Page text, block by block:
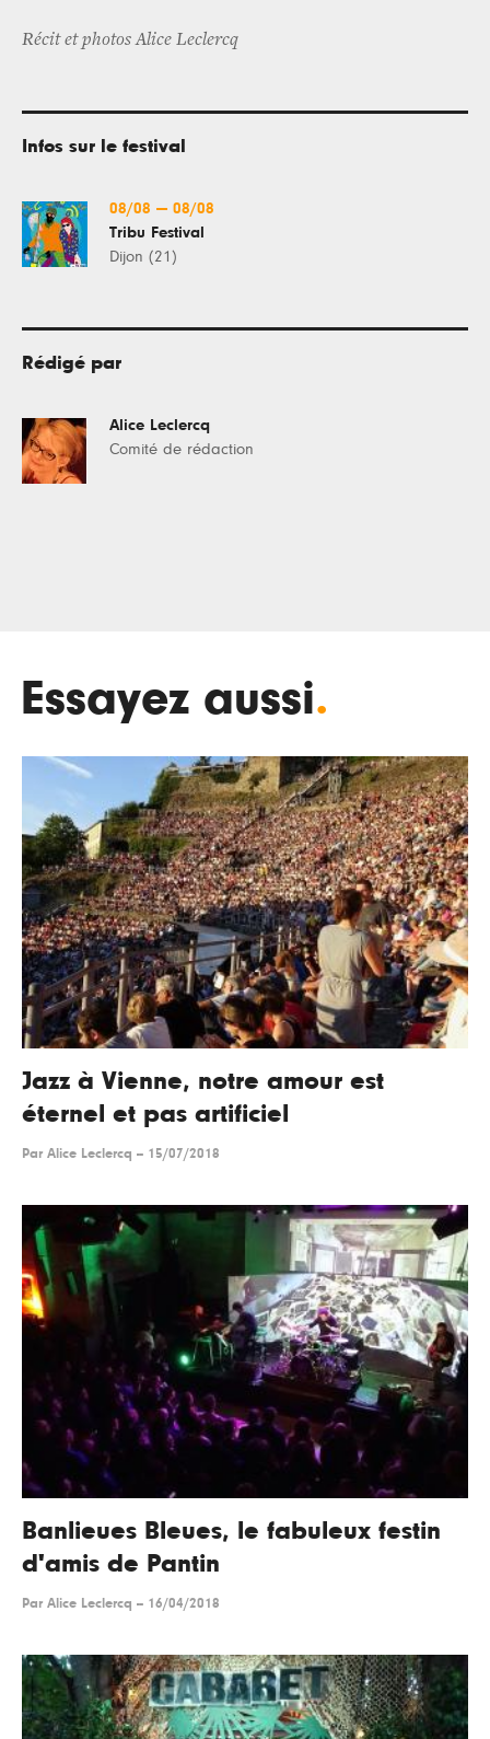
Récit et photos Alice Leclercq
Infos sur le festival
08/08 — 08/08
Tribu Festival
Dijon (21)
Rédigé par
Alice Leclercq
Comité de rédaction
Essayez aussi.
Jazz à Vienne, notre amour est
éternel et pas artificiel
Par Alice Leclercq -- 15/07/2018
Banlieues Bleues, le fabuleux festin
d'amis de Pantin
Par Alice Leclercq -- 16/04/2018